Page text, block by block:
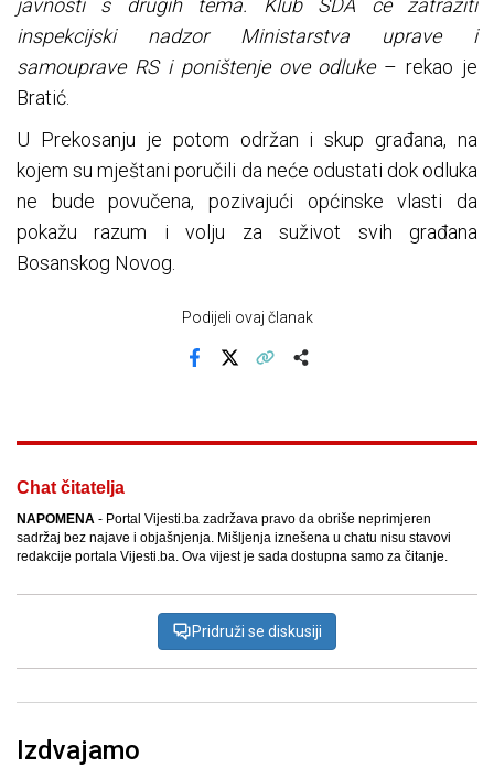
javnosti s drugih tema. Klub SDA će zatražiti
inspekcijski nadzor Ministarstva uprave i
samouprave RS i poništenje ove odluke– rekao je
Bratić.
U Prekosanju je potom održan i skup građana, na
kojem su mještani poručili da neće odustati dok odluka
ne bude povučena, pozivajući općinske vlasti da
pokažu razum i volju za suživot svih građana
Bosanskog Novog.
Podijeli ovaj članak
Chat čitatelja
NAPOMENA - Portal Vijesti.ba zadržava pravo da obriše neprimjeren
sadržaj bez najave i objašnjenja. Mišljenja iznešena u chatu nisu stavovi
redakcije portala Vijesti.ba. Ova vijest je sada dostupna samo za čitanje.
Pridruži se diskusiji
Izdvajamo